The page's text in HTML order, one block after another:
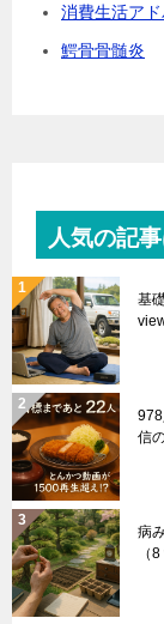
消費生活ア
鰐骨骨髄炎
人気の記
基
信
病
（